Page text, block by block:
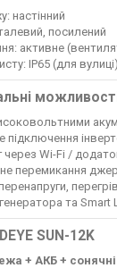
настінний
посилений
активне
IP65 (для вулиці)
підключення
через Wi-Fi /
перемикання
та Smart
SUN-12K
+ АКБ + сонячні